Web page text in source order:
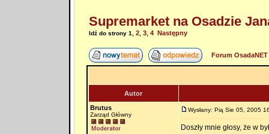
Supremarket na Osadzie
Idź do strony 1 2, 3, 4 Następny
Forum
Autor
Brutus
Zarząd Główny
Wysłany: Pią Sie 05, 2005
Doszły mnie głosy, że w